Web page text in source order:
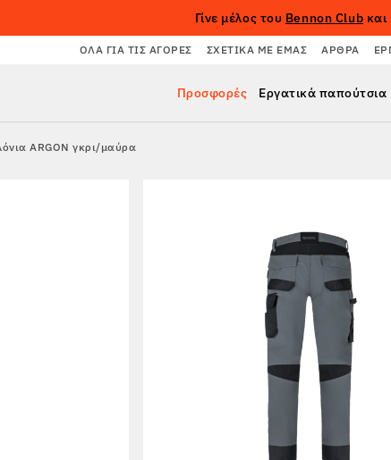
Γίνε μέλος του Bennon Club και
ΌΛΑ ΓΙΑ ΤΙΣ ΑΓΟΡΈΣ ΣΧΕΤΙΚΆ ΜΕ ΕΜΆΣ ΆΡΘΡΑ
Προσφορές Εργατικά παπούτσια
ARGON γκρι/μαύρα